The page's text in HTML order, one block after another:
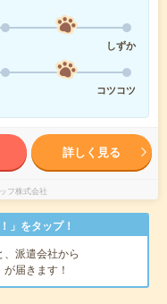
しずか
コツコツ
詳しく見る
フ株式会社
」をタップ！
、派遣会社から
が届きます！